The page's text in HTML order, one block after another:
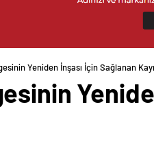
Yeniden İnşası İçin Sağlanan